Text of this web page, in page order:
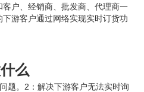
户、经销商、批发商、代理商一
游客户通过网络实现实时订货功
么
题。2：解决下游客户无法实时询